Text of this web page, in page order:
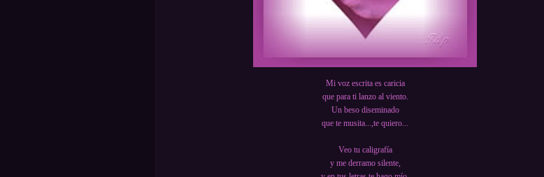
Mi voz escrita es caricia
que para ti lanzo al viento.
Un beso diseminado
que te musita...,te quiero...
Veo tu caligrafía
y me derramo silente,